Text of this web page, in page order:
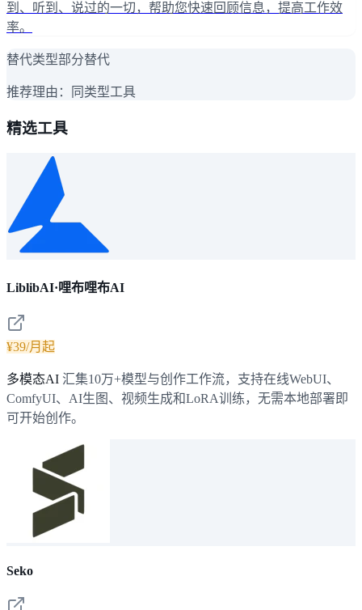
到、听到、说过的一切，帮助您快速回顾信息，提高工作效
率。
替代类型部分替代
推荐理由： 同类型工具
精选工具
LiblibAI·哩布哩布AI
¥39/月起
多模态AI 汇集10万+模型与创作工作流，支持在线WebUI、
ComfyUI、AI生图、视频生成和LoRA训练，无需本地部署即
可开始创作。
Seko